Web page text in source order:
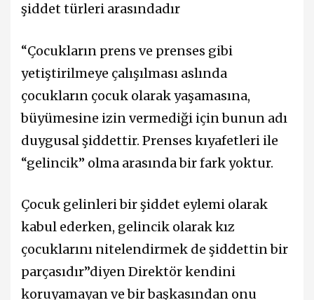
şiddet türleri arasındadır
“Çocukların prens ve prenses gibi
yetiştirilmeye çalışılması aslında
çocukların çocuk olarak yaşamasına,
büyümesine izin vermediği için bunun adı
duygusal şiddettir. Prenses kıyafetleri ile
“gelincik” olma arasında bir fark yoktur.
Çocuk gelinleri bir şiddet eylemi olarak
kabul ederken, gelincik olarak kız
çocuklarını nitelendirmek de şiddettin bir
parçasıdır”diyen Direktör kendini
koruyamayan ve bir başkasından onu